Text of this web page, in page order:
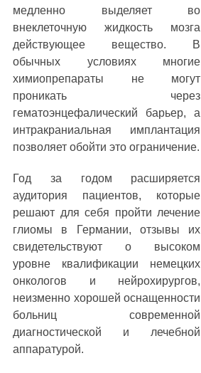
медленно выделяет во
внеклеточную жидкость мозга
действующее вещество. В
обычных условиях многие
химиопрепараты не могут
проникать через
гематоэнцефалический барьер, а
интракраниальная имплантация
позволяет обойти это ограничение.
Год за годом расширяется
аудитория пациентов, которые
решают для себя пройти лечение
глиомы в Германии, отзывы их
свидетельствуют о высоком
уровне квалификации немецких
онкологов и нейрохирургов,
неизменно хорошей оснащенности
больниц современной
диагностической и лечебной
аппаратурой.